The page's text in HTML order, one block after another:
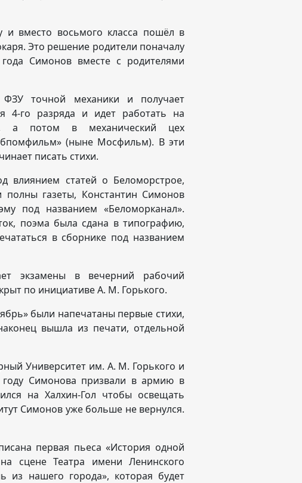
и вместо восьмого класса пошёл в
Это решение родители поначалу
Симонов вместе с родителями
ФЗУ точной механики и получает
4-го разряда и идет работать на
а потом в механический цех
(ныне Мосфильм). В эти
писать стихи.
влиянием статей о Беломорстрое,
полны газеты, Константин Симонов
под названием «Беломорканал».
поэма была сдана в типографию,
в сборнике под названием
экзамены в вечерний рабочий
по инициативе А. М. Горького.
были напечатаны первые стихи,
вышла из печати, отдельной
Университет им. А. М. Горького и
Симонова призвали в армию в
на Халхин-Гол чтобы освещать
Симонов уже больше не вернулся.
первая пьеса «История одной
сцене Театра имени Ленинского
нашего города», которая будет